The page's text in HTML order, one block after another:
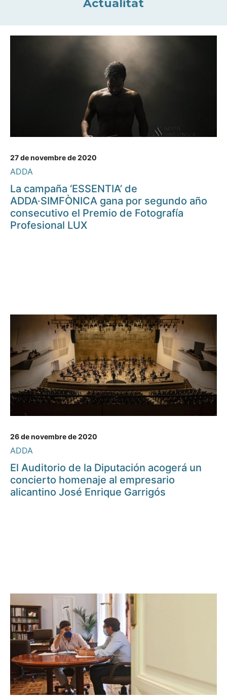
Actualitat
27 de novembre de 2020
ADDA
La campaña ‘ESSENTIA’ de
ADDA·SIMFÒNICA gana por segundo año
consecutivo el Premio de Fotografía
Profesional LUX
26 de novembre de 2020
ADDA
El Auditorio de la Diputación acogerá un
concierto homenaje al empresario
alicantino José Enrique Garrigós